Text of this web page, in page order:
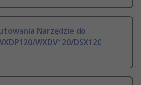
Narzędzie do
WXDV120/DSX120